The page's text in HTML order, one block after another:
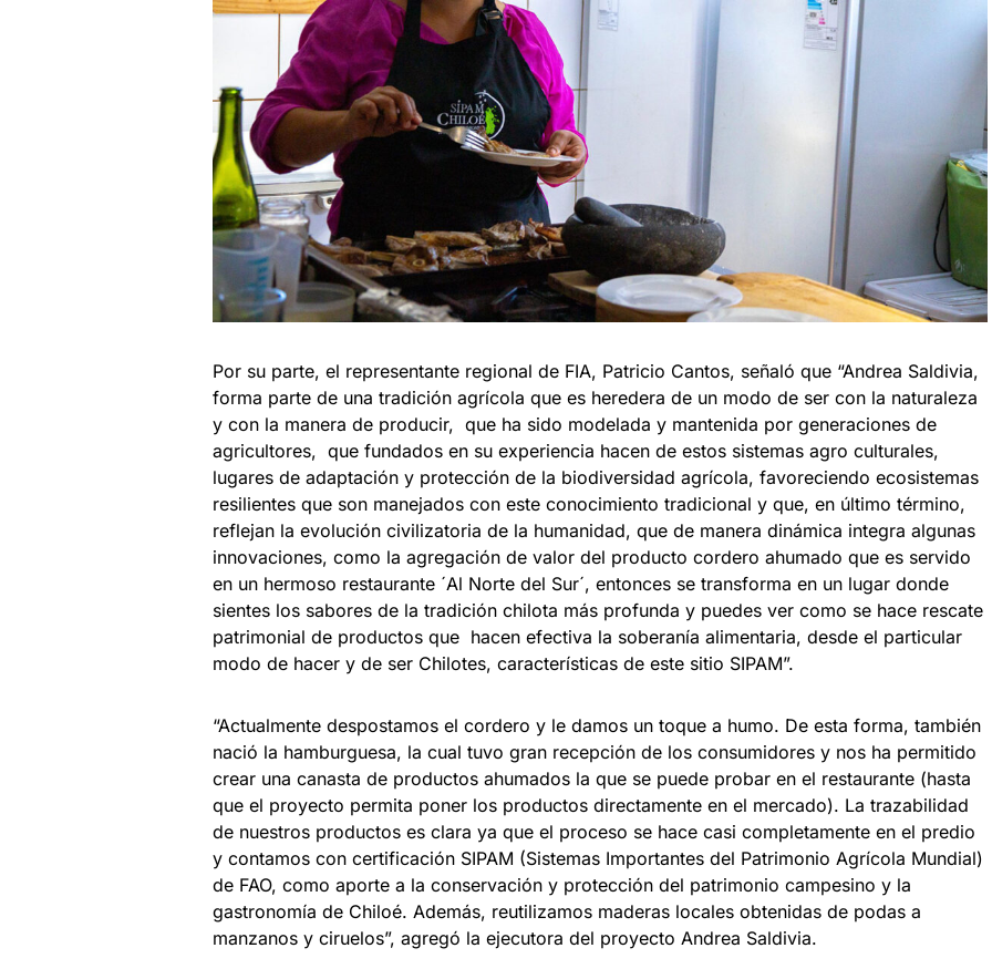
Por su parte, el representante regional de FIA, Patricio Cantos, señaló que “Andrea Saldivia,
forma parte de una tradición agrícola que es heredera de un modo de ser con la naturaleza
y con la manera de producir, que ha sido modelada y mantenida por generaciones de
agricultores, que fundados en su experiencia hacen de estos sistemas agro culturales,
lugares de adaptación y protección de la biodiversidad agrícola, favoreciendo ecosistemas
resilientes que son manejados con este conocimiento tradicional y que, en último término,
reflejan la evolución civilizatoria de la humanidad, que de manera dinámica integra algunas
innovaciones, como la agregación de valor del producto cordero ahumado que es servido
en un hermoso restaurante ´Al Norte del Sur´, entonces se transforma en un lugar donde
sientes los sabores de la tradición chilota más profunda y puedes ver como se hace rescate
patrimonial de productos que hacen efectiva la soberanía alimentaria, desde el particular
modo de hacer y de ser Chilotes, características de este sitio SIPAM”.
“Actualmente despostamos el cordero y le damos un toque a humo. De esta forma, también
nació la hamburguesa, la cual tuvo gran recepción de los consumidores y nos ha permitido
crear una canasta de productos ahumados la que se puede probar en el restaurante (hasta
que el proyecto permita poner los productos directamente en el mercado). La trazabilidad
de nuestros productos es clara ya que el proceso se hace casi completamente en el predio
y contamos con certificación SIPAM (Sistemas Importantes del Patrimonio Agrícola Mundial)
de FAO, como aporte a la conservación y protección del patrimonio campesino y la
gastronomía de Chiloé. Además, reutilizamos maderas locales obtenidas de podas a
manzanos y ciruelos”, agregó la ejecutora del proyecto Andrea Saldivia.